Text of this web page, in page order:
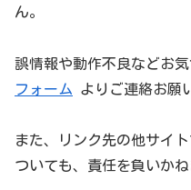
ん。
誤情報や動作不良などお
フォーム よりご連絡お願
また、リンク先の他サイ
ついても、責任を負いか